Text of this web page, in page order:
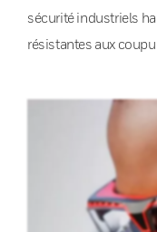
sécurité industriels
résistantes aux